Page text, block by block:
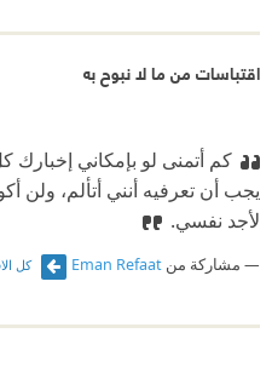
اقتباسات من ما لا نبوح به
كم أتمنى لو بإمكاني
يجب أن تعرفيه أنني أتألم، ولن
لأجد نفسي.
مشاركة من Eman Refaat كل